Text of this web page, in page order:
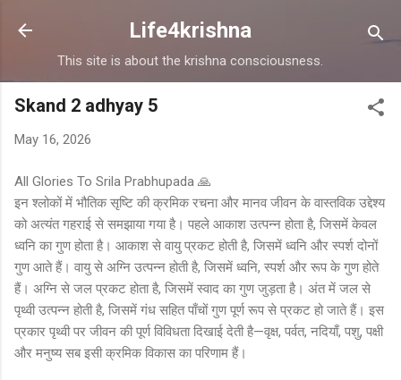
Skip to main content
Life4krishna
This site is about the krishna consciousness.
Skand 2 adhyay 5
May 16, 2026
All Glories To Srila Prabhupada 🙏
इन श्लोकों में भौतिक सृष्टि की क्रमिक रचना और मानव जीवन के वास्तविक उद्देश्य
को अत्यंत गहराई से समझाया गया है। पहले आकाश उत्पन्न होता है, जिसमें केवल
ध्वनि का गुण होता है। आकाश से वायु प्रकट होती है, जिसमें ध्वनि और स्पर्श दोनों
गुण आते हैं। वायु से अग्नि उत्पन्न होती है, जिसमें ध्वनि, स्पर्श और रूप के गुण होते
हैं। अग्नि से जल प्रकट होता है, जिसमें स्वाद का गुण जुड़ता है। अंत में जल से
पृथ्वी उत्पन्न होती है, जिसमें गंध सहित पाँचों गुण पूर्ण रूप से प्रकट हो जाते हैं। इस
प्रकार पृथ्वी पर जीवन की पूर्ण विविधता दिखाई देती है—वृक्ष, पर्वत, नदियाँ, पशु, पक्षी
और मनुष्य सब इसी क्रमिक विकास का परिणाम हैं।